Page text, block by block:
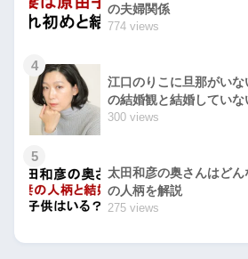
の夫婦関係
774 views
4
江口のりこに旦那がい
の結婚観と結婚してい
300 views
5
太田和彦の奥さんはど
の人柄を解説
275 views